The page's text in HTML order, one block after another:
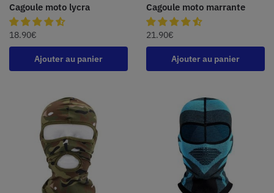
Cagoule moto lycra
18.90€
Ajouter au panier
Cagoule moto marrante
21.90€
Ajouter au panier